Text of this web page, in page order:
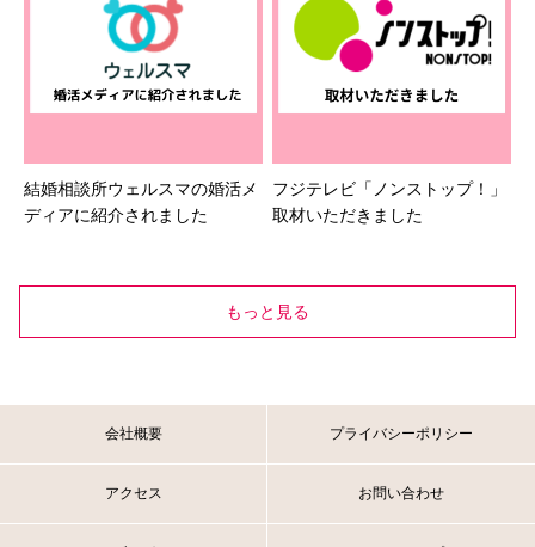
結婚相談所ウェルスマの婚活メ
ディアに紹介されました
フジテレビ「ノンストップ！」
取材いただきました
もっと見る
会社概要 プライバシーポリシー
アクセス お問い合わせ